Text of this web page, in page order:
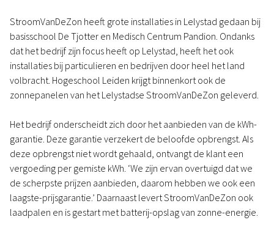
StroomVanDeZon heeft grote installaties in Lelystad gedaan bij
basisschool De Tjotter en Medisch Centrum Pandion. Ondanks
dat het bedrijf zijn focus heeft op Lelystad, heeft het ook
installaties bij particulieren en bedrijven door heel het land
volbracht. Hogeschool Leiden krijgt binnenkort ook de
zonnepanelen van het Lelystadse StroomVanDeZon geleverd.
Het bedrijf onderscheidt zich door het aanbieden van de kWh-
garantie. Deze garantie verzekert de beloofde opbrengst. Als
deze opbrengst niet wordt gehaald, ontvangt de klant een
vergoeding per gemiste kWh. ‘We zijn ervan overtuigd dat we
de scherpste prijzen aanbieden, daarom hebben we ook een
laagste-prijsgarantie.’ Daarnaast levert StroomVanDeZon ook
laadpalen en is gestart met batterij-opslag van zonne-energie.